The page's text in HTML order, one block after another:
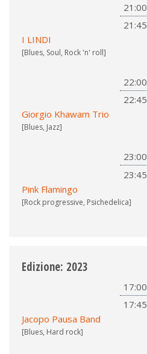
21:00
21:45
I LINDI
[Blues, Soul, Rock 'n' roll]
22:00
22:45
Giorgio Khawam Trio
[Blues, Jazz]
23:00
23:45
Pink Flamingo
[Rock progressive, Psichedelica]
Edizione: 2023
17:00
17:45
Jacopo Pausa Band
[Blues, Hard rock]